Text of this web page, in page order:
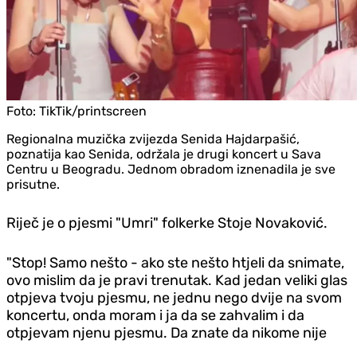
Foto: TikTik/printscreen
Regionalna muzička zvijezda Senida Hajdarpašić,
poznatija kao Senida, održala je drugi koncert u Sava
Centru u Beogradu. Jednom obradom iznenadila je sve
prisutne.
Riječ je o pjesmi "Umri" folkerke Stoje Novaković.
"Stop! Samo nešto - ako ste nešto htjeli da snimate,
ovo mislim da je pravi trenutak. Kad jedan veliki glas
otpjeva tvoju pjesmu, ne jednu nego dvije na svom
koncertu, onda moram i ja da se zahvalim i da
otpjevam njenu pjesmu. Da znate da nikome nije